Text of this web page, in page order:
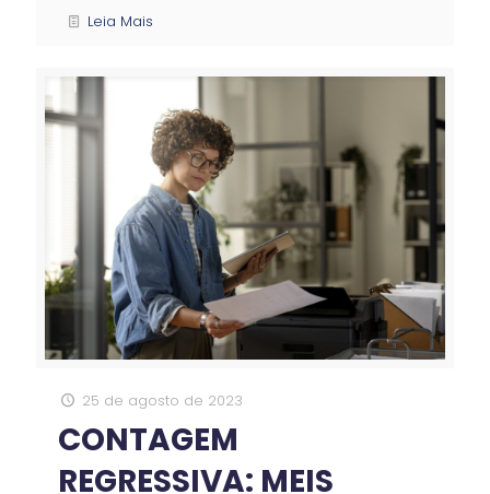
Leia Mais
25 de agosto de 2023
CONTAGEM
REGRESSIVA: MEIS